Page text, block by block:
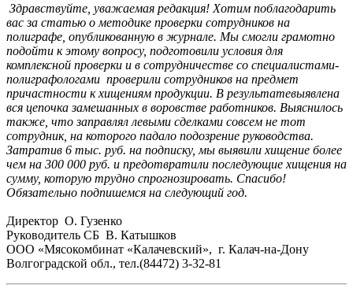
Здравствуйте, уважаемая редакция! Хотим поблагодарить
вас за статью о методике проверки сотрудников на
полиграфе, опубликованную в журнале. Мы смогли грамотно
подойти к этому вопросу, подготовили условия для
комплексной проверки и в сотрудничестве со специалистами-
полиграфологами проверили сотрудников на предмет
причастности к хищениям продукции. В результатевыявлена
вся цепочка замешанных в воровстве работников. Выяснилось
также, что заправлял левыми сделками совсем не тот
сотрудник, на которого падало подозрение руководства.
Затратив 6 тыс. руб. на подписку, мы выявили хищение более
чем на 300 000 руб. и предотвратили последующие хищения на
сумму, которую трудно спрогнозировать. Спасибо!
Обязательно подпишемся на следующий год.
Директор О. Гузенко
Руководитель СБ В. Катышков
ООО «Мясокомбинат «Калачевский», г. Калач-на-Дону
Волгоградской обл., тел.(84472) 3-32-81